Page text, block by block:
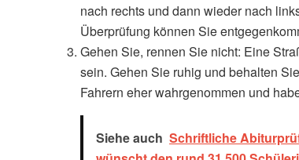
nach rechts und dann wieder nach
Überprüfung können Sie
Gehen Sie, rennen Sie nicht: Eine
sein. Gehen Sie ruhig und behalten
Fahrern eher wahrgenommen und
Siehe auch Schriftliche